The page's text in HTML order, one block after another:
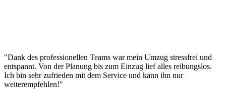
"Dank des professionellen Teams war mein Umzug stressfrei und
entspannt. Von der Planung bis zum Einzug lief alles reibungslos.
Ich bin sehr zufrieden mit dem Service und kann ihn nur
weiterempfehlen!"